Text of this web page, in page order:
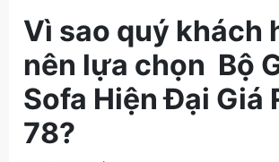
Vì sao quý khách
nên lựa chọn Bộ
Sofa Hiện Đại Giá
78?